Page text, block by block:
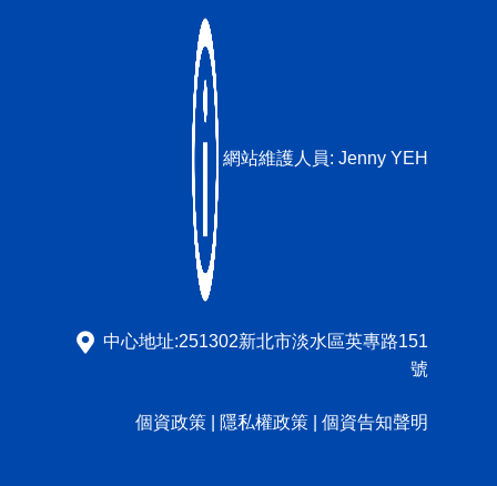
網站維護人員: Jenny YEH
中心地址:251302新北市淡水區英專路151
號
個資政策 隱私權政策 個資告知聲明